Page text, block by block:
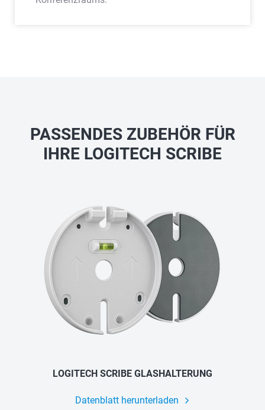
PASSENDES ZUBEHÖR FÜR
IHRE LOGITECH SCRIBE
LOGITECH SCRIBE GLASHALTERUNG
Datenblatt herunterladen